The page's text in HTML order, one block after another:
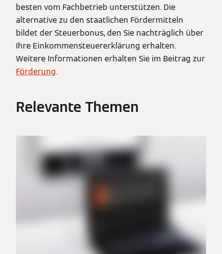
besten vom Fachbetrieb unterstützen. Die
alternative zu den staatlichen Fördermitteln
bildet der Steuerbonus, den Sie nachträglich über
Ihre Einkommensteuererklärung erhalten.
Weitere Informationen erhalten Sie im Beitrag zur
Förderung.
Relevante Themen